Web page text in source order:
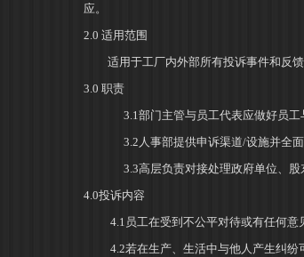
应。
2.0适用范围
适用于工厂内外部所有投诉事件和反
3.0职责
3.1部门主管与员工代表应做好员工
3.2 人事部提供申诉渠道/设施并全
3.3高层负责对接处理政府单位、股
4.0投诉内容
4.1 员工在受到不公平对待或有任何意
4.2若在生产、生活中与他人产生纠纷